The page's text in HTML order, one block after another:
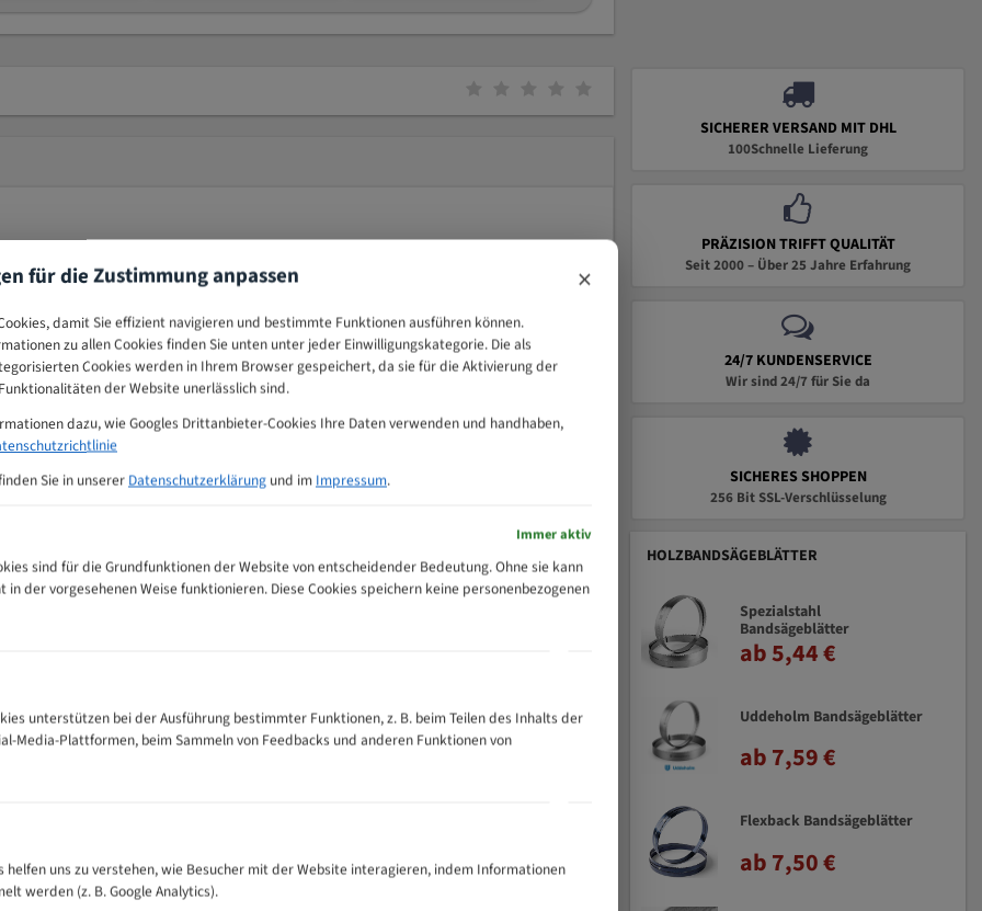
Schnitte speziell gehärtet.
Fleischstücke
geschweißt und gehärtete Zahnspitzen
Art. 19).
Handhabung, Transport und Lagerung nur mit geeigneten Schutzhandschuhen.
und vom Netz getrennter Maschine durchführen.
SICHERER VERSAND MIT DHL
100Schnelle Lieferung
PRÄZISION TRIFFT QUALITÄT
Seit 2000 – Über 25 Jahre Erfahrung
24/7 KUNDENSERVICE
Wir sind 24/7 für Sie da
SICHERES SHOPPEN
256 Bit SSL-Verschlüsselung
HOLZBANDSÄGEBLÄTTER
Spezialstahl
Bandsägeblätter
ab 5,44 €
Uddeholm Bandsägeblätter
ab 7,59 €
Flexback Bandsägeblätter
ab 7,50 €
für die Zustimmung anpassen ×
damit Sie effizient navigieren und bestimmte Funktionen ausführen können.
zu allen Cookies finden Sie unten unter jeder Einwilligungskategorie. Die als
Cookies werden in Ihrem Browser gespeichert, da sie für die Aktivierung der
der Website unerlässlich sind.
dazu, wie Googles Drittanbieter-Cookies Ihre Daten verwenden und handhaben,
Sie in unserer Datenschutzerklärung und im Impressum.
Immer aktiv
sind für die Grundfunktionen der Website von entscheidender Bedeutung. Ohne sie kann
in der vorgesehenen Weise funktionieren. Diese Cookies speichern keine personenbezogenen
unterstützen bei der Ausführung bestimmter Funktionen, z. B. beim Teilen des Inhalts der
Media-Plattformen, beim Sammeln von Feedbacks und anderen Funktionen von
helfen uns zu verstehen, wie Besucher mit der Website interagieren, indem Informationen
werden (z. B. Google Analytics).